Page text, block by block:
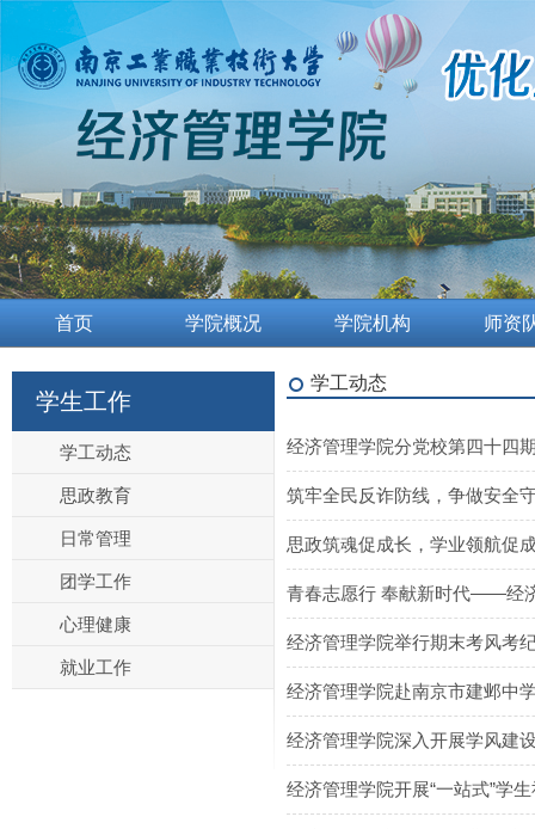
首页 学院概况 学院机构 师资
学生工作
学工动态
思政教育
日常管理
团学工作
心理健康
就业工作
学工动态
经济管理学院分党校第四十四
筑牢全民反诈防线，争做安全
思政筑魂促成长，学业领航
青春志愿行 奉献新时代——经
经济管理学院举行期末考风考
经济管理学院赴南京市建邺中
经济管理学院深入开展学风建
经济管理学院开展“一站式”学